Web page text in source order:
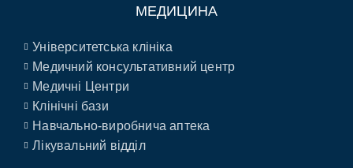
МЕДИЦИНА
Університетська клініка
Медичний консультативний центр
Медичні Центри
Клінічні бази
Навчально-виробнича аптека
Лікувальний відділ